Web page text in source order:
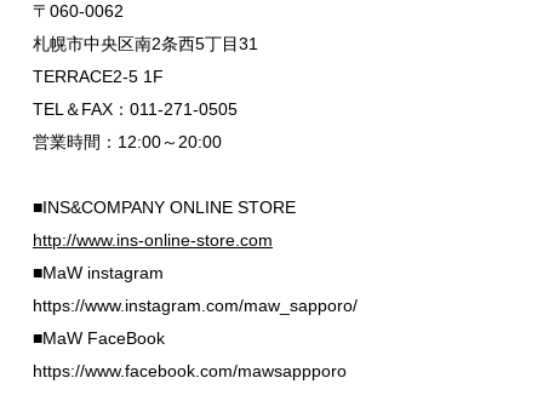
〒060-0062
札幌市中央区南2条西5丁目31
TERRACE2-5 1F
TEL＆FAX：011-271-0505
営業時間：12:00～20:00
■INS&COMPANY ONLINE STORE
http://www.ins-online-store.com
■MaW instagram
https://www.instagram.com/maw_sapporo/
■MaW FaceBook
https://www.facebook.com/mawsappporo